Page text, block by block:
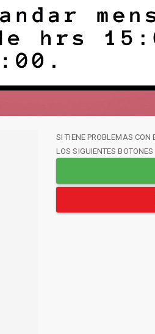
SI TIENE PROBLEMAS CON
LOS SIGUIENTES BOTONES